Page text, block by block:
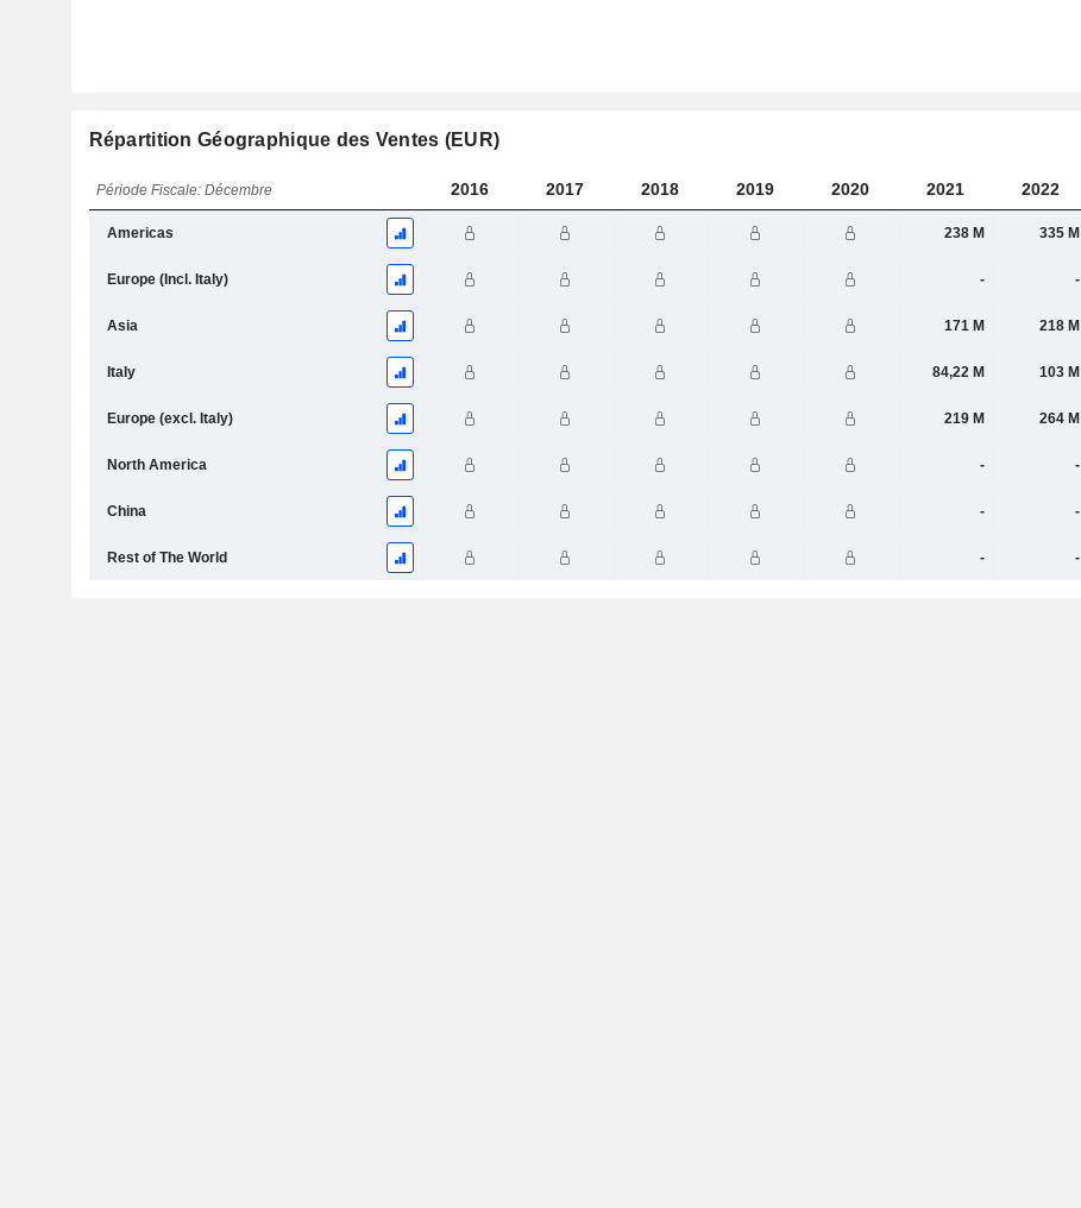
Répartition Géographique des Ventes (EUR)
Période Fiscale: Décembre 2016 2017 2018 2019 2020 2021 2022
Americas 238 M 335 M
Europe (Incl. Italy) - -
Asia 171 M 218 M
Italy 84,22 M 103 M
Europe (excl. Italy) 219 M 264 M
North America - -
China - -
Rest of The World - -